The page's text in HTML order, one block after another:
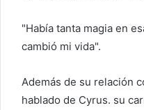
"Había tanta magia en
cambió mi vida".
Además de su relación
hablado de Cyrus. su